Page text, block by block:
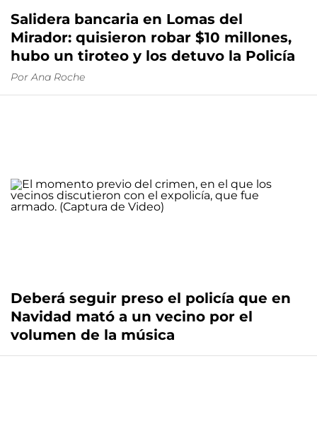
Salidera bancaria en Lomas del
Mirador: quisieron robar $10 millones,
hubo un tiroteo y los detuvo la Policía
Por Ana Roche
Deberá seguir preso el policía que en
Navidad mató a un vecino por el
volumen de la música